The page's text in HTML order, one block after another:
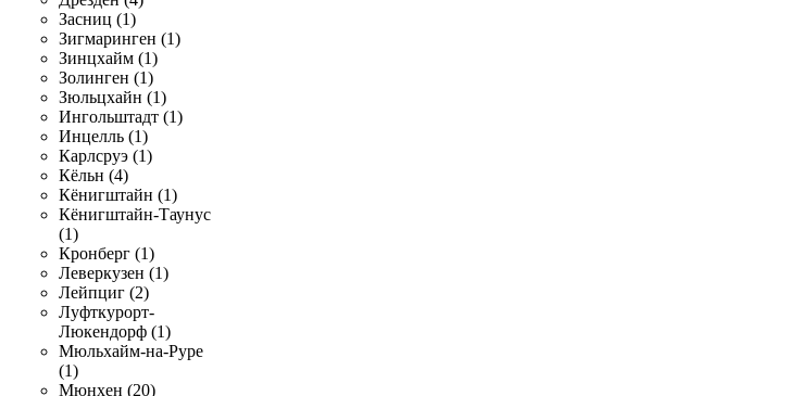
Засниц (1)
Зигмаринген (1)
Зинцхайм (1)
Золинген (1)
Зюльцхайн (1)
Ингольштадт (1)
Инцелль (1)
Карлсруэ (1)
Кёльн (4)
Кёнигштайн (1)
Кёнигштайн-Таунус
(1)
Кронберг (1)
Леверкузен (1)
Лейпциг (2)
Луфткурорт-
Люкендорф (1)
Мюльхайм-на-Руре
(1)
Мюнхен (20)